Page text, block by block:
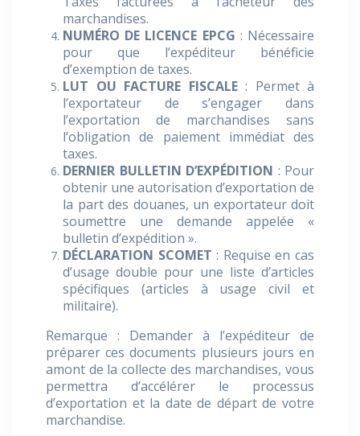
marchandises.
NUMÉRO DE LICENCE EPCG : Nécessaire
pour que l’expéditeur bénéficie
d’exemption de taxes.
LUT OU FACTURE FISCALE: Permet à
l’exportateur de s’engager dans
l’exportation de marchandises sans
l’obligation de paiement immédiat des
taxes.
DERNIER BULLETIN D’EXPÉDITION : Pour
obtenir une autorisation d’exportation de
la part des douanes, un exportateur doit
soumettre une demande appelée «
bulletin d’expédition ».
DÉCLARATION SCOMET : Requise en cas
d’usage double pour une liste d’articles
spécifiques (articles à usage civil et
militaire).
Remarque : Demander à l’expéditeur de
préparer ces documents plusieurs jours en
amont de la collecte des marchandises, vous
permettra d’accélérer le processus
d’exportation et la date de départ de votre
marchandise.